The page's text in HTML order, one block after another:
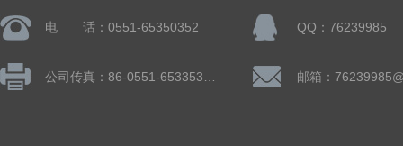
电 话：0551-65350352 QQ：76239985
邮箱：